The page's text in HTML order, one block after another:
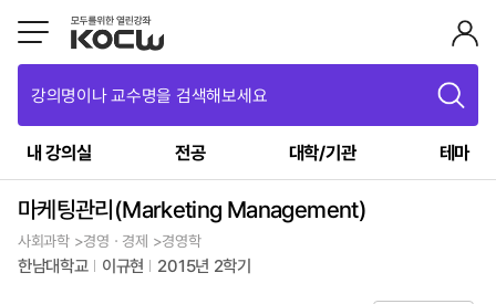
강의명이나 교수명을 검색해보세요
내 강의실 전공 대학/기관 테마
마케팅관리(Marketing Management)
사회과학 >경영ㆍ경제 >경영학
한남대학교 이규현 2015년 2학기